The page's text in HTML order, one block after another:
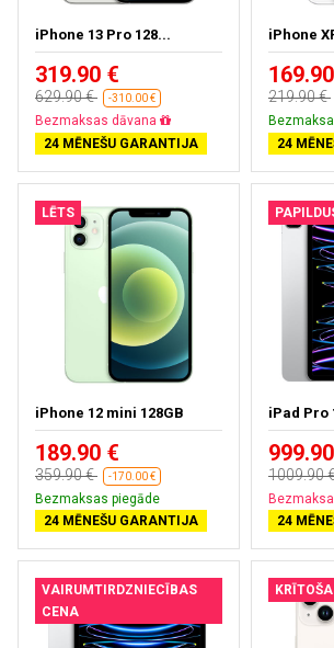
iPhone 13 Pro 128...
319.90 €
629.90 € -310.00 €
Bezmaksas dāvana
24 MĒNEŠU GARANTIJA
iPhone
219.90 €
24
LĒTS
iPhone 12 mini 128GB
189.90 €
359.90 € -170.00 €
Bezmaksas piegāde
24 MĒNEŠU GARANTIJA
iPad Pro
1009.90
24
VAIRUMTIRDZNIECĪBAS
CENA